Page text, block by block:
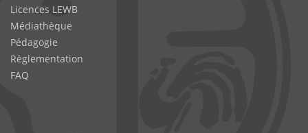
Licences LEWB
Médiathèque
Pédagogie
Règlementation
FAQ